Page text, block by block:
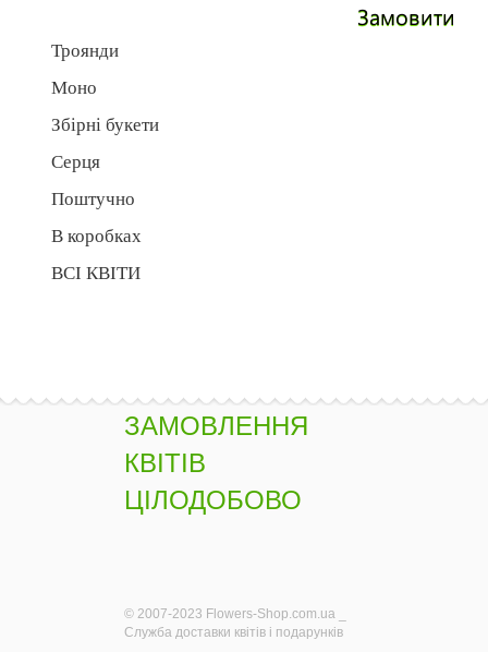
Замовити
Троянди
Моно
Збірні букети
Серця
Поштучно
В коробках
ВСІ КВІТИ
ЗАМОВЛЕННЯ
КВІТІВ
ЦІЛОДОБОВО
© 2007-2023 Flowers-Shop.com.ua _
Служба доставки квітів і подарунків